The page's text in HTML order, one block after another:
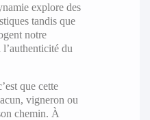
explore des
tandis que
notre
du
que cette
vigneron ou
chemin. À